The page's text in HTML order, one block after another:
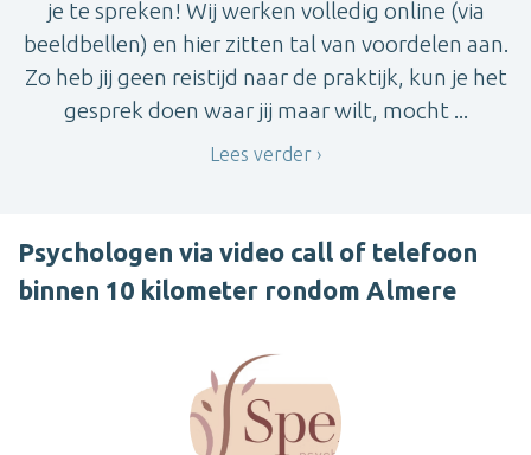
je te spreken! Wij werken volledig online (via
beeldbellen) en hier zitten tal van voordelen aan.
Zo heb jij geen reistijd naar de praktijk, kun je het
gesprek doen waar jij maar wilt, mocht ...
Lees verder
Psychologen via video call of telefoon
binnen 10 kilometer rondom Almere